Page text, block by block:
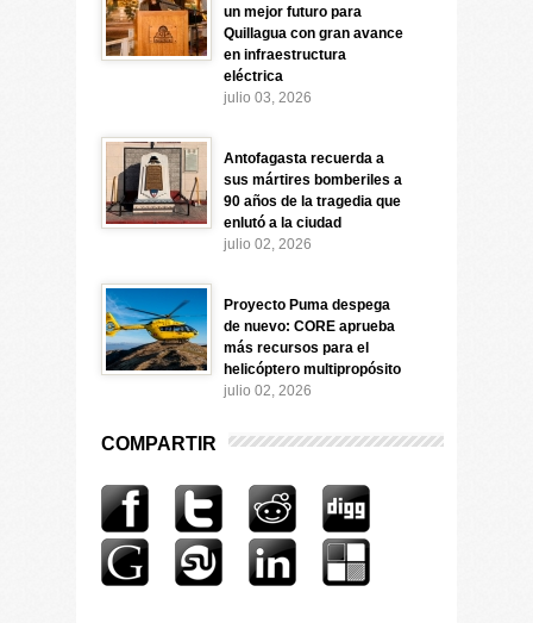
un mejor futuro para
Quillagua con gran avance
en infraestructura
eléctrica
julio 03, 2026
Antofagasta recuerda a
sus mártires bomberiles a
90 años de la tragedia que
enlutó a la ciudad
julio 02, 2026
Proyecto Puma despega
de nuevo: CORE aprueba
más recursos para el
helicóptero multipropósito
julio 02, 2026
COMPARTIR